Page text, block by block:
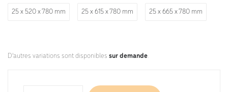
25 x 520 x 780 mm 25 x 615 x 780 mm 25 x 665 x 780 mm
D'autres variations sont disponibles sur demande.